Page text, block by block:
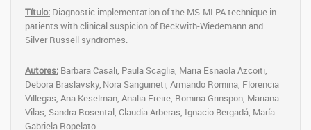
Título: Diagnostic implementation of the MS-MLPA technique in
patients with clinical suspicion of Beckwith-Wiedemann and
Silver Russell syndromes.
Autores: Barbara Casali, Paula Scaglia, Maria Esnaola Azcoiti,
Debora Braslavsky, Nora Sanguineti, Armando Romina, Florencia
Villegas, Ana Keselman, Analia Freire, Romina Grinspon, Mariana
Vilas, Sandra Rosental, Claudia Arberas, Ignacio Bergadá, María
Gabriela Ropelato.